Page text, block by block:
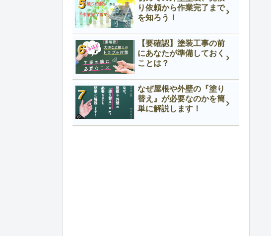
り依頼から作業完了まで
を知ろう！
【要確認】塗装工事の前
にあなたが準備しておく
ことは？
なぜ屋根や外壁の『塗り
替え』が必要なのかを簡
単に解説します！